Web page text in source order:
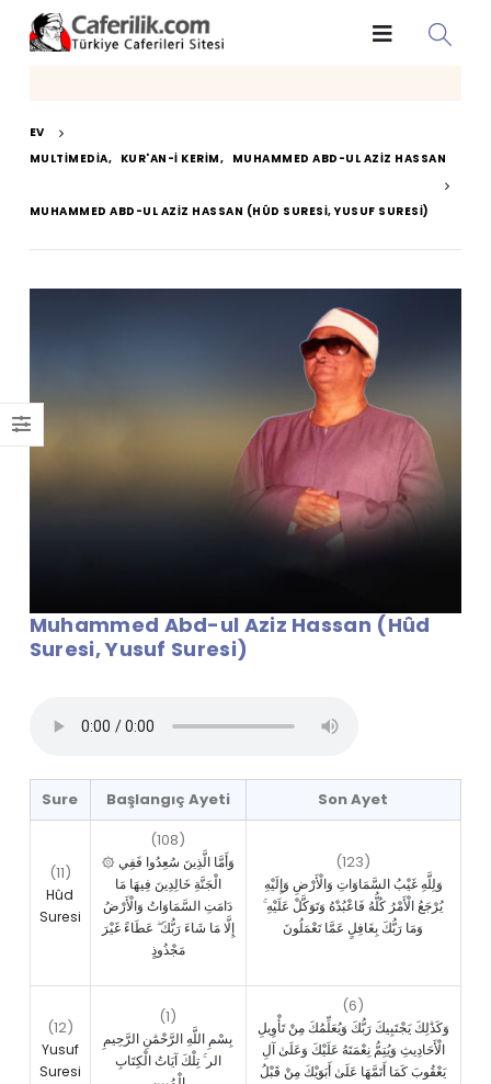
EV
MULTIMEDIA, KUR'AN-I KERIM, MUHAMMED ABD-UL AZIZ HASSAN
MUHAMMED ABD-UL AZIZ HASSAN (HÛD SURESI, YUSUF SURESI)
Muhammed Abd-ul Aziz Hassan (Hûd
Suresi, Yusuf Suresi)
Sure Başlangıç Ayeti Son Ayet
(11)
Hûd
Suresi
(108)
۞ وَأَمَّا الَّذِينَ سُعِدُوا فَفِي
الْجَنَّةِ خَالِدِينَ فِيهَا مَا
دَامَتِ السَّمَاوَاتُ وَالْأَرْضُ
إِلَّا مَا شَاءَ رَبُّكَ ۖ عَطَاءً غَيْرَ
مَجْذُوذٍ
(123)
وَلِلَّهِ غَيْبُ السَّمَاوَاتِ وَالْأَرْضِ وَإِلَيْهِ
يُرْجَعُ الْأَمْرُ كُلُّهُ فَاعْبُدْهُ وَتَوَكَّلْ عَلَيْهِ ۚ
وَمَا رَبُّكَ بِغَافِلٍ عَمَّا تَعْمَلُونَ
(12)
Yusuf
Suresi
(1)
بِسْمِ اللَّهِ الرَّحْمَٰنِ الرَّحِيمِ
الر ۚ تِلْكَ آيَاتُ الْكِتَابِ
(6)
وَكَذَٰلِكَ يَجْتَبِيكَ رَبُّكَ وَيُعَلِّمُكَ مِنْ تَأْوِيلِ
الْأَحَادِيثِ وَيُتِمُّ نِعْمَتَهُ عَلَيْكَ وَعَلَىٰ آلِ
يَعْقُوبَ كَمَا أَتَمَّهَا عَلَىٰ أَبَوَيْكَ مِنْ قَبْلُ